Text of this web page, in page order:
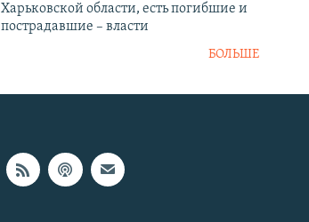
Харьковской области, есть погибшие и
пострадавшие – власти
БОЛЬШЕ